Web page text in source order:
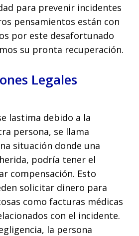
para prevenir incidentes
pensamientos están con
por este desafortunado
su pronta recuperación.
Legales
lastima debido a la
persona, se llama
situación donde una
podría tener el
compensación. Esto
solicitar dinero para
como facturas médicas
con el incidente.
la persona